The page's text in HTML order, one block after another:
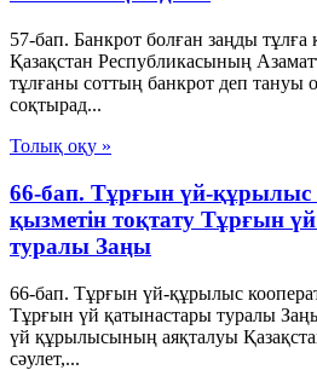
57-бап. Банкрот болған заңды
Қазақстан Республикасының
тұлғаны соттың банкрот деп тануы
соқтырад...
Толық оқу »
66-бап. Тұрғын үй-құрылыс
қызметін тоқтату Тұрғын
туралы Заңы
66-бап. Тұрғын үй-құрылыс
Тұрғын үй қатынастары туралы
үй құрылысының аяқталуы
сәулет,...